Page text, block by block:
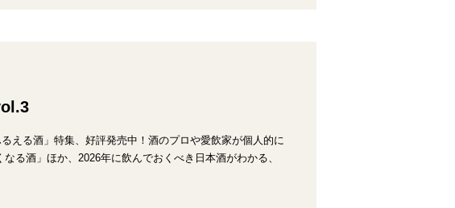
える酒」特集、好評発売中！酒のプロや愛飲家が個人的に
る酒」ほか、2026年に飲んでおくべき日本酒がわかる、